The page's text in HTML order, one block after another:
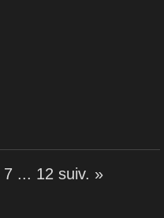
7 ... 12 suiv. »